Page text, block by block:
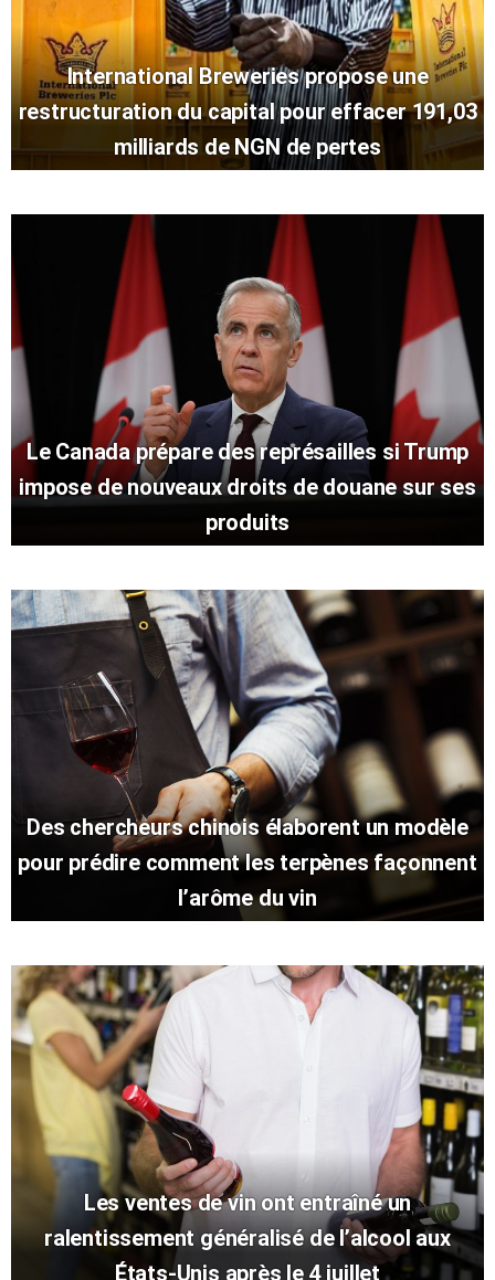
International Breweries propose une
restructuration du capital pour effacer 191,03
milliards de NGN de pertes
Le Canada prépare des représailles si Trump
impose de nouveaux droits de douane sur ses
produits
Des chercheurs chinois élaborent un modèle
pour prédire comment les terpènes façonnent
l’arôme du vin
Les ventes de vin ont entraîné un
ralentissement généralisé de l’alcool aux
États-Unis après le 4 juillet